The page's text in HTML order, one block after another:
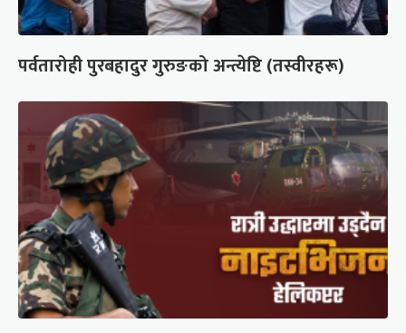
पर्वतारोही पुरबहादुर गुरुङको अन्त्येष्टि (तस्वीरहरू)